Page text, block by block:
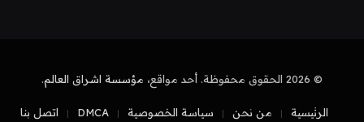
© 2026 الحقوق محفوظة. أحد مواقع، مؤسسة اشراق العالم.
الرئيسية من نحن سياسة الخصوصية DMCA اتصل بنا